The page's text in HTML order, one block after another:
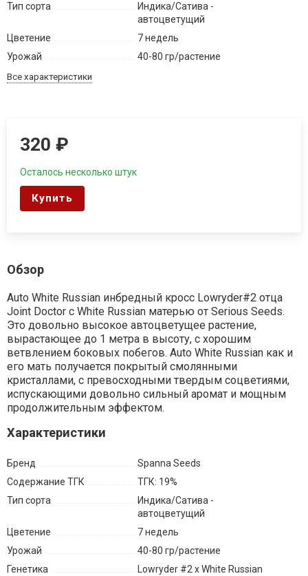
Тип сорта
Индика/Сатива -
автоцветущий
Цветение
7 недель
Урожай
40-80 гр/растение
Все характеристики
320₽
Осталось несколько штук
Купить
Обзор
Auto White Russian инбредный кросс Lowryder#2 отца
Joint Doctor с White Russian матерью от Serious Seeds.
Это довольно высокое автоцветущее растение,
вырастающее до 1 метра в высоту, с хорошим
ветвлением боковых побегов. Auto White Russian как и
его мать получается покрытый смолянными
кристаллами, с превосходными твердым соцветиями,
испускающими довольно сильный аромат и мощным
продолжительным эффектом.
Характеристики
Бренд
Spanna Seeds
Содержание ТГК
ТГК: 19%
Тип сорта
Индика/Сатива -
автоцветущий
Цветение
7 недель
Урожай
40-80 гр/растение
Генетика
Lowryder #2 x White Russian